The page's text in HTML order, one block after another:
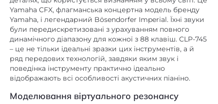
були передискретизовані з урахуванням повного
динамічного діапазону для кожної з 88 клавіш. CLP-745
– це не тільки ідеальні зразки цих інструментів, а й
ряд передових технологій, завдяки яким звук і
поведінка інструменту практично ідеально
відображають всі особливості акустичних піаніно.
Моделювання віртуального резонансу
конструкції та корпусу інструмента. Технологія VRM